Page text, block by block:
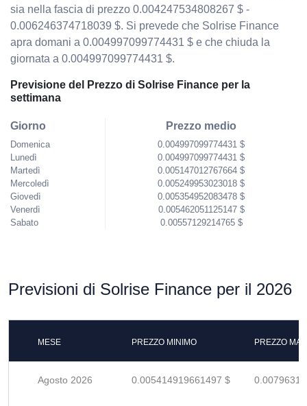
sia nella fascia di prezzo 0.004247534808267 $ -
0.006246374718039 $. Si prevede che Solrise Finance
apra domani a 0.004997099774431 $ e che chiuda la
giornata a 0.004997099774431 $.
Previsione del Prezzo di Solrise Finance per la
settimana
Giorno
Domenica
Lunedì
Martedì
Mercoledì
Giovedì
Venerdì
Sabato
Prezzo medio
0.004997099774431 $
0.004997099774431 $
0.005147012767664 $
0.005249953023018 $
0.005354952083478 $
0.005462051125147 $
0.00557129214765 $
Previsioni di Solrise Finance per il 2026
MESE PREZZO MINIMO PREZZO
Agosto 2026 0.005414919661497 $